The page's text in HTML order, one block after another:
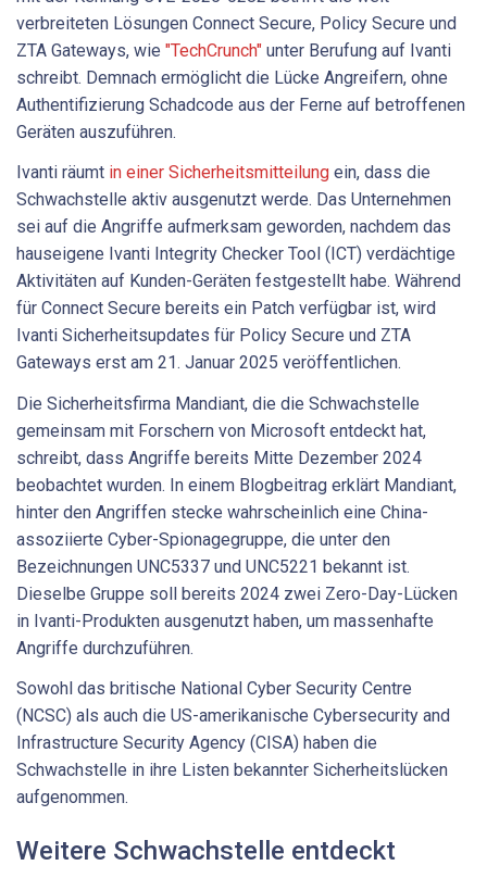
verbreiteten Lösungen Connect Secure, Policy Secure und
ZTA Gateways, wie "TechCrunch" unter Berufung auf Ivanti
schreibt. Demnach ermöglicht die Lücke Angreifern, ohne
Authentifizierung Schadcode aus der Ferne auf betroffenen
Geräten auszuführen.
Ivanti räumt in einer Sicherheitsmitteilung ein, dass die
Schwachstelle aktiv ausgenutzt werde. Das Unternehmen
sei auf die Angriffe aufmerksam geworden, nachdem das
hauseigene Ivanti Integrity Checker Tool (ICT) verdächtige
Aktivitäten auf Kunden-Geräten festgestellt habe. Während
für Connect Secure bereits ein Patch verfügbar ist, wird
Ivanti Sicherheitsupdates für Policy Secure und ZTA
Gateways erst am 21. Januar 2025 veröffentlichen.
Die Sicherheitsfirma Mandiant, die die Schwachstelle
gemeinsam mit Forschern von Microsoft entdeckt hat,
schreibt, dass Angriffe bereits Mitte Dezember 2024
beobachtet wurden. In einem Blogbeitrag erklärt Mandiant,
hinter den Angriffen stecke wahrscheinlich eine China-
assoziierte Cyber-Spionagegruppe, die unter den
Bezeichnungen UNC5337 und UNC5221 bekannt ist.
Dieselbe Gruppe soll bereits 2024 zwei Zero-Day-Lücken
in Ivanti-Produkten ausgenutzt haben, um massenhafte
Angriffe durchzuführen.
Sowohl das britische National Cyber Security Centre
(NCSC) als auch die US-amerikanische Cybersecurity and
Infrastructure Security Agency (CISA) haben die
Schwachstelle in ihre Listen bekannter Sicherheitslücken
aufgenommen.
Weitere Schwachstelle entdeckt